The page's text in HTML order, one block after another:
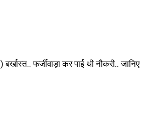
फर्जीवाड़ा कर पाई थी नौकरी.. जानिए